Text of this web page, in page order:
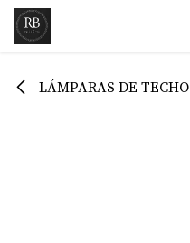
Ir al contenido
LÁMPARAS DE TECHO